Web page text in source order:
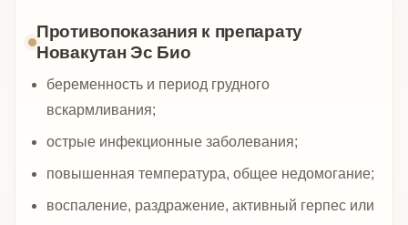
Противопоказания к препарату
Новакутан Эс Био
беременность и период грудного
вскармливания;
острые инфекционные заболевания;
повышенная температура, общее недомогание;
воспаление, раздражение, активный герпес или